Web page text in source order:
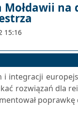
Mołdawii na
15:16
integracji
rozwiązań dla
poprawkę